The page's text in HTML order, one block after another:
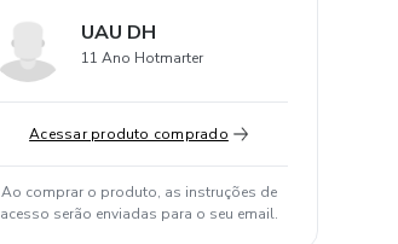
UAU DH
11 Ano Hotmarter
Acessar produto comprado
Ao comprar o produto, as instruções de
acesso serão enviadas para o seu email.